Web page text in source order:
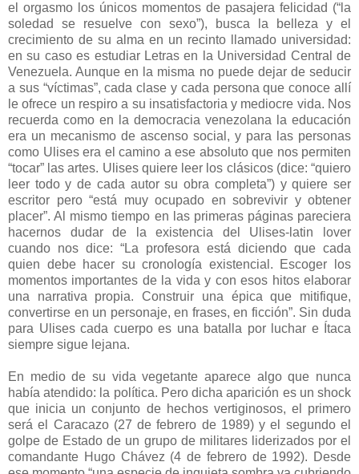
el orgasmo los únicos momentos de pasajera felicidad (“la
soledad se resuelve con sexo”), busca la belleza y el
crecimiento de su alma en un recinto llamado universidad:
en su caso es estudiar Letras en la Universidad Central de
Venezuela. Aunque en la misma no puede dejar de seducir
a sus “víctimas”, cada clase y cada persona que conoce allí
le ofrece un respiro a su insatisfactoria y mediocre vida. Nos
recuerda como en la democracia venezolana la educación
era un mecanismo de ascenso social, y para las personas
como Ulises era el camino a ese absoluto que nos permiten
“tocar” las artes. Ulises quiere leer los clásicos (dice: “quiero
leer todo y de cada autor su obra completa”) y quiere ser
escritor pero “está muy ocupado en sobrevivir y obtener
placer”. Al mismo tiempo en las primeras páginas pareciera
hacernos dudar de la existencia del Ulises-latin lover
cuando nos dice: “La profesora está diciendo que cada
quien debe hacer su cronología existencial. Escoger los
momentos importantes de la vida y con esos hitos elaborar
una narrativa propia. Construir una épica que mitifique,
convertirse en un personaje, en frases, en ficción”. Sin duda
para Ulises cada cuerpo es una batalla por luchar e Ítaca
siempre sigue lejana.
En medio de su vida vegetante aparece algo que nunca
había atendido: la política. Pero dicha aparición es un shock
que inicia un conjunto de hechos vertiginosos, el primero
será el Caracazo (27 de febrero de 1989) y el segundo el
golpe de Estado de un grupo de militares liderizados por el
comandante Hugo Chávez (4 de febrero de 1992). Desde